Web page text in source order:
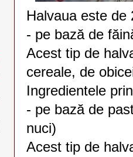
Halvaua este de
- pe bază de
Acest tip de
cereale, de
Ingredientele
- pe bază de
nuci)
Acest tip de